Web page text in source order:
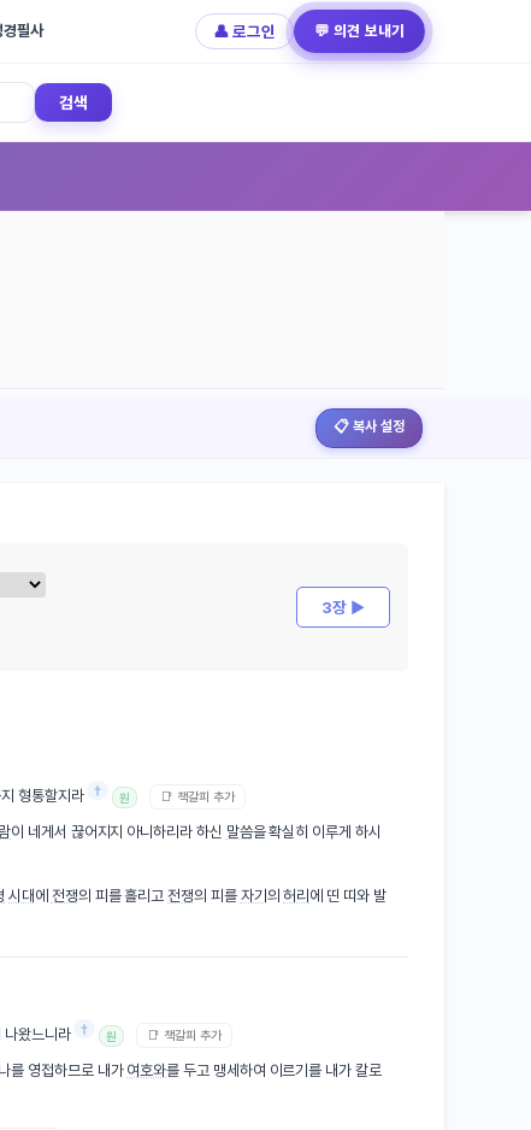
경필사 👤 로그인 💬 의견 보내기
검색
📋 복사 설정
3장 ▶
형통할지라 † 원 📑 책갈피 추가
이 네게서 끊어지지 아니하리라 하신 말씀을 확실히 이루게 하시
시대 에 전쟁의 피를 흘리고 전쟁의 피를 자기 의허리 에 띤 띠와 발
나왔느니라 † 원 📑 책갈피 추가
를 영접하므로 내가 여호와를 두고 맹세하여 이르기를 내가 칼로